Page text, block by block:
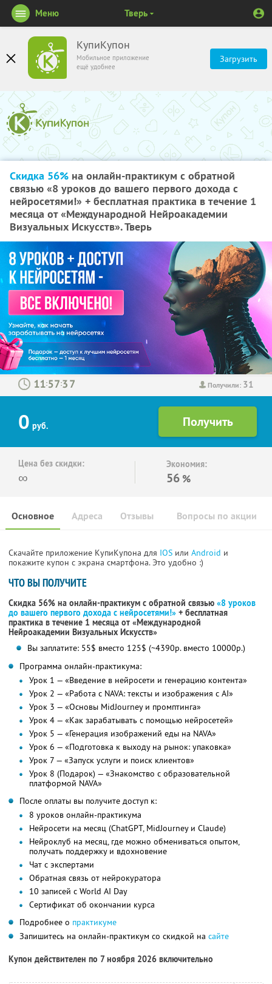
КупиКупон
Мобильное приложение
ещё удобнее
Загрузить
Меню Тверь
Скидка 56% на онлайн-практикум с обратной
связью «8 уроков до вашего первого дохода с
нейросетями!» + бесплатная практика в течение 1
месяца от «Международной Нейроакадемии
Визуальных Искусств». Тверь
Получили: 31
: :
0 руб.
Цена без скидки:
∞
Экономия:
56 %
Основное Отзывы Вопросы по акции
Адреса
Скачайте приложение КупиКупона для IOS или Android и
покажите купон с экрана смартфона. Это удобно :)
ЧТО ВЫ ПОЛУЧИТЕ
Скидка 56% на онлайн-практикум с обратной связью «8 уроков
до вашего первого дохода с нейросетями!» + бесплатная
практика в течение 1 месяца от «Международной
Нейроакадемии Визуальных Искусств»
Вы заплатите: 55$ вместо 125$ (~4390р. вместо 10000р.)
Программа онлайн-практикума:
Урок 1 — «Введение в нейросети и генерацию контента»
Урок 2 — «Работа с NAVA: тексты и изображения с AI»
Урок 3 — «Основы MidJourney и промптинга»
Урок 4 — «Как зарабатывать с помощью нейросетей»
Урок 5 — «Генерация изображений еды на NAVA»
Урок 6 — «Подготовка к выходу на рынок: упаковка»
Урок 7 — «Запуск услуги и поиск клиентов»
Урок 8 (Подарок) — «Знакомство с образовательной
платформой NAVA»
После оплаты вы получите доступ к:
8 уроков онлайн-практикума
Нейросети на месяц (ChatGPT, MidJourney и Claude)
Нейроклуб на месяц, где можно обмениваться опытом,
получать поддержку и вдохновение
Чат с экспертами
Обратная связь от нейрокуратора
10 записей с World AI Day
Сертификат об окончании курса
Подробнее о практикуме
Запишитесь на онлайн-практикум со скидкой на сайте
Купон действителен по 7 ноября 2026 включительно